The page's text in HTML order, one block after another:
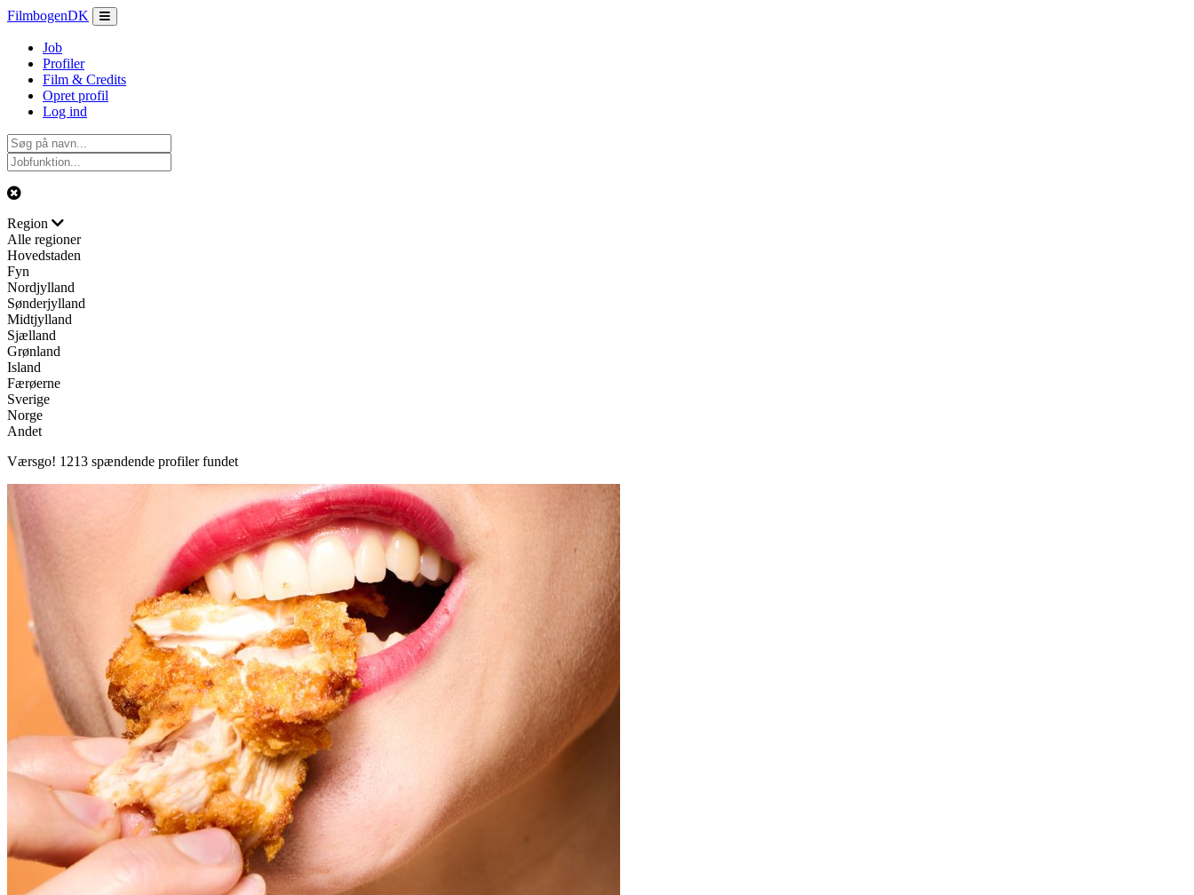
FilmbogenDK
Job
Profiler
Film & Credits
Opret profil
Log ind
Region
Alle regioner
Hovedstaden
Fyn
Nordjylland
Sønderjylland
Midtjylland
Sjælland
Grønland
Island
Færøerne
Sverige
Norge
Andet
Værsgo! 1213 spændende profiler fundet